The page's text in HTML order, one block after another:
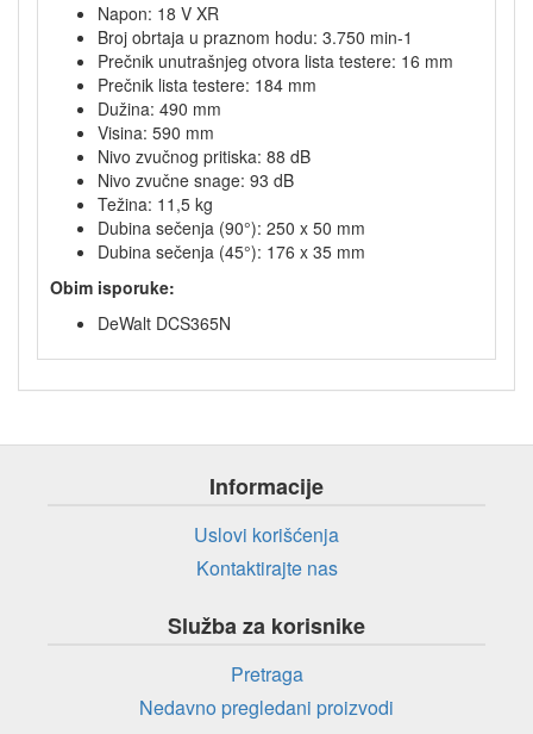
Napon: 18 V XR
Broj obrtaja u praznom hodu: 3.750 min-1
Prečnik unutrašnjeg otvora lista testere: 16 mm
Prečnik lista testere: 184 mm
Dužina: 490 mm
Visina: 590 mm
Nivo zvučnog pritiska: 88 dB
Nivo zvučne snage: 93 dB
Težina: 11,5 kg
Dubina sečenja (90°): 250 x 50 mm
Dubina sečenja (45°): 176 x 35 mm
Obim isporuke:
DeWalt DCS365N
Informacije
Uslovi korišćenja
Kontaktirajte nas
Služba za korisnike
Pretraga
Nedavno pregledani proizvodi